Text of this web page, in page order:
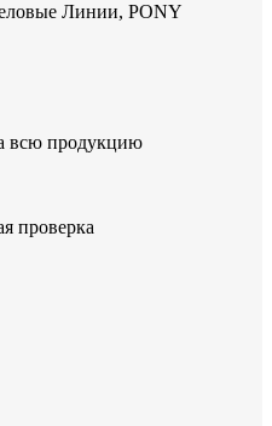
Линии, PONY
всю продукцию
проверка